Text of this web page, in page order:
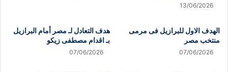
13/06/2026
الهدف الاول للبرازيل فى مرمى
منتخب مصر
07/06/2026
هدف التعادل لـ مصر أمام البرازيل
بـ اقدام مصطفى زيكو
07/06/2026